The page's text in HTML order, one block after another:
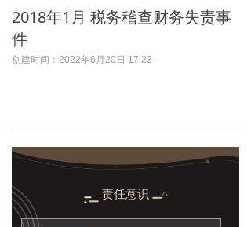
2018年1月 税务稽查财务失责事
件
创建时间： 2022年6月20日 17:23
责任意识